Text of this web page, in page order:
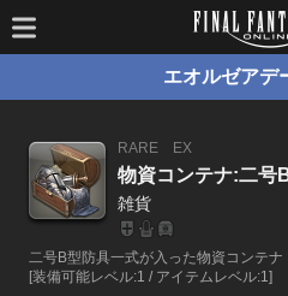
エオルゼアデ
RARE
EX
物資コンテナ:二号
雑貨
二号B型防具一式が入った物資コンテナ
[装備可能レベル:1 / アイテムレベル:1]